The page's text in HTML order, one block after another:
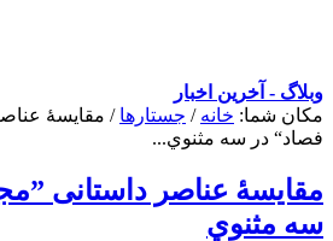
وبلاگ - آخرین اخبار
مکان شما: خانه / جستارها / مقايسۀ
فصاد“ در سه مثنوي...
مقايسۀ عناصر داستانی
سه مثنوي